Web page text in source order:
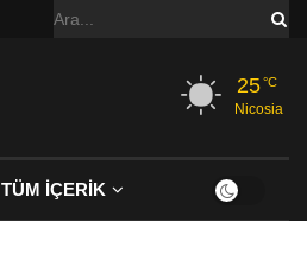
25°C
Nicosia
TÜM İÇERİK